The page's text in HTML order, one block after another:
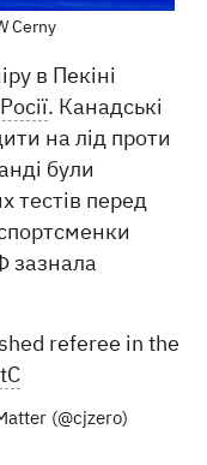
Cerny
в Пекіні
. Канадські
на лід проти
були
тестів перед
зазнала
referee in the
(@cjzero)